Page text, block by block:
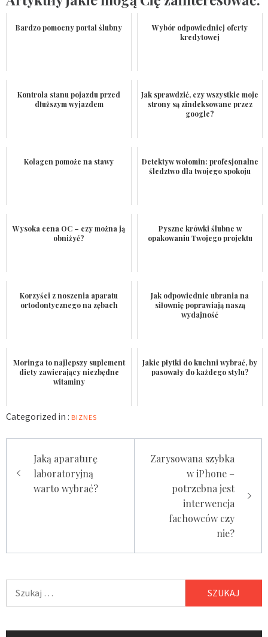
Bardzo pomocny portal ślubny
Wybór odpowiedniej oferty
kredytowej
Kontrola stanu pojazdu przed
dłuższym wyjazdem
Jak sprawdzić, czy wszystkie moje
strony są zindeksowane przez
google?
Kolagen pomoże na stawy
Detektyw wołomin: profesjonalne
śledztwo dla twojego spokoju
Wysoka cena OC – czy można ją
obniżyć?
Pyszne krówki ślubne w
opakowaniu Twojego projektu
Korzyści z noszenia aparatu
ortodontycznego na zębach
Jak odpowiednie ubrania na
siłownię poprawiają naszą
wydajność
Moringa to najlepszy suplement
diety zawierający niezbędne
witaminy
Jakie płytki do kuchni wybrać, by
pasowały do każdego stylu?
Categorized in : BIZNES
wpisuJaką aparaturę
laboratoryjną
warto wybrać?
Zarysowana szybka
w iPhone –
potrzebna jest
interwencja
fachowców czy
nie?